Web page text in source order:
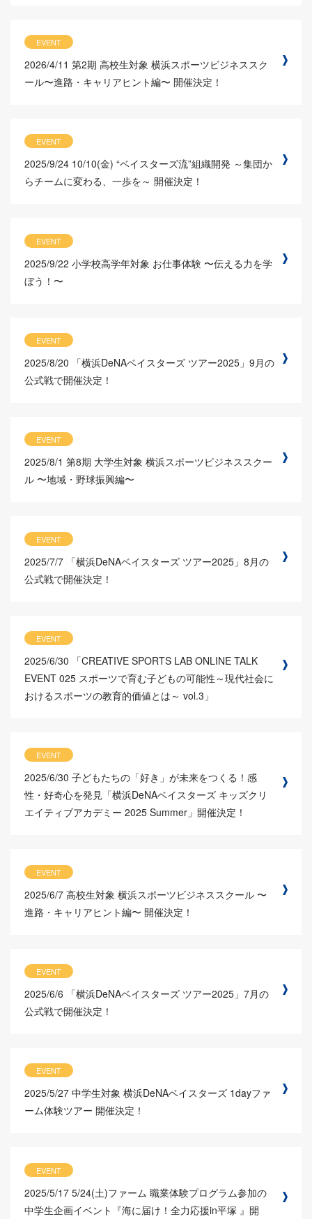
EVENT
2026/4/11 第2期 高校生対象 横浜スポーツビジネススク
ール〜進路・キャリアヒント編〜 開催決定！
EVENT
2025/9/24 10/10(金) “ベイスターズ流”組織開発 ～集団か
らチームに変わる、一歩を～ 開催決定！
EVENT
2025/9/22 小学校高学年対象 お仕事体験 〜伝える力を学
ぼう！〜
EVENT
2025/8/20
「横浜DeNAベイスターズ ツアー2025」9月の
公式戦で開催決定！
EVENT
2025/8/1 第8期 大学生対象 横浜スポーツビジネススクー
ル 〜地域・野球振興編〜
EVENT
2025/7/7 「横浜DeNAベイスターズ ツアー2025」8月の
公式戦で開催決定！
EVENT
2025/6/30
「CREATIVE SPORTS LAB ONLINE TALK
EVENT 025 スポーツで育む子どもの可能性～現代社会に
おけるスポーツの教育的価値とは～ vol.3」
EVENT
2025/6/30 子どもたちの「好き」が未来をつくる！感
性・好奇心を発見「横浜DeNAベイスターズ キッズクリ
エイティブアカデミー 2025 Summer」開催決定！
EVENT
2025/6/7 高校生対象 横浜スポーツビジネススクール 〜
進路・キャリアヒント編〜 開催決定！
EVENT
2025/6/6
「横浜DeNAベイスターズ ツアー2025」7月の
公式戦で開催決定！
EVENT
2025/5/27 中学生対象 横浜DeNAベイスターズ 1dayファ
ーム体験ツアー 開催決定！
EVENT
2025/5/17 5/24(土)ファーム 職業体験プログラム参加の
中学生企画イベント『海に届け！全力応援in平塚 』開